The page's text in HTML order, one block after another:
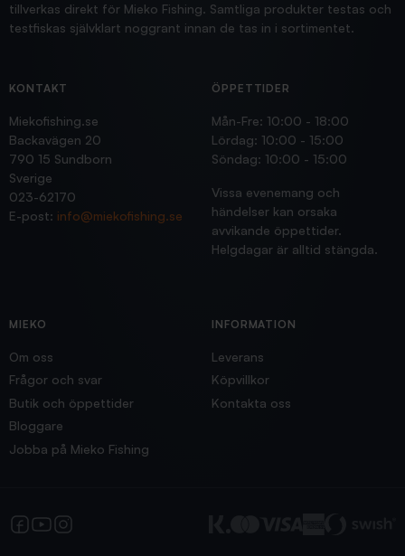
tillverkas direkt för Mieko Fishing. Samtliga produkter testas och
testfiskas självklart noggrant innan de tas in i sortimentet.
KONTAKT
Miekofishing.se
Backavägen 20
790 15 Sundborn
Sverige
023-62170
E-post: info@miekofishing.se
ÖPPETTIDER
Mån-Fre: 10:00 - 18:00
Lördag: 10:00 - 15:00
Söndag: 10:00 - 15:00
Vissa evenemang och
händelser kan orsaka
avvikande öppettider.
Helgdagar är alltid stängda.
MIEKO
Om oss
Frågor och svar
Butik och öppettider
Bloggare
Jobba på Mieko Fishing
INFORMATION
Leverans
Köpvillkor
Kontakta oss
Facebook
YouTubeInstagram